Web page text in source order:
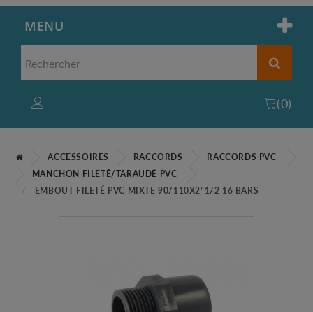
MENU
(0)
ACCESSOIRES RACCORDS
RACCORDS PVC
MANCHON FILETÉ/TARAUDÉ PVC
EMBOUT FILETÉ PVC MIXTE 90/110X2"1/2 16 BARS